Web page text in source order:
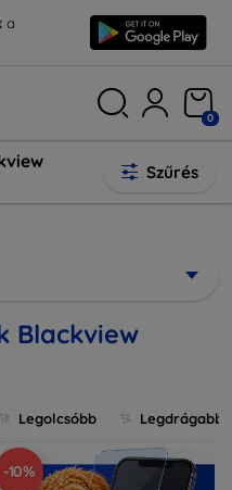
a
0
Szűrés
Blackview
Legolcsóbb Legdrágabb
-10%